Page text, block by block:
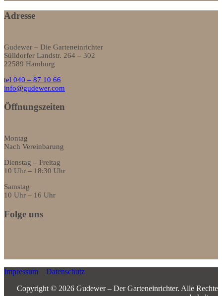
Adresse
Gudewer – Die Garteneinrichter
Sülldorfer Landstr. 264 – 302
22589 Hamburg
tel 040 – 87 10 66
info@gudewer.com
Öffnungszeiten
Montag
Nach Vereinbarung
Dienstag – Freitag
10 Uhr – 18:30 Uhr
Samstag
10 Uhr – 16 Uhr
Folge uns
Impressum
Datenschutz
Copyright © 2026 Gudewer – Der Garteneinrichter.­ ­Alle Rechte